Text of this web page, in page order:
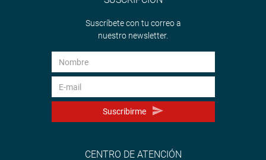
Suscríbete con tu correo a
nuestro newsletter.
Suscribirme
CENTRO DE ATENCIÓN